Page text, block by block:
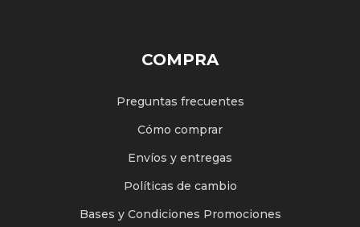
COMPRA
Preguntas frecuentes
Cómo comprar
Envíos y entregas
Políticas de cambio
Bases y Condiciones Promociones